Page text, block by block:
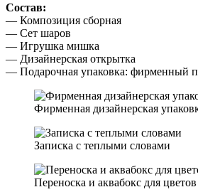
Состав:
— Композиция сборная
— Сет шаров
— Игрушка мишка
— Дизайнерская открытка
— Подарочная упаковка: фирменный
Фирменная дизайнерская
Записка с теплыми словами
Переноска и аквабокс для цветов